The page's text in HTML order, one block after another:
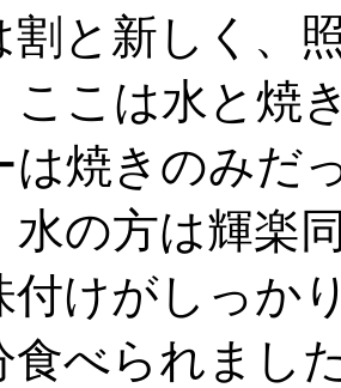
割と新しく、
ここは水と焼
は焼きのみだ
水の方は輝楽
付けがしっか
食べられまし